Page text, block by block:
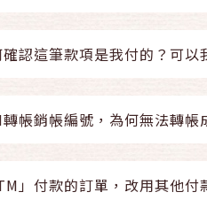
認這筆款項是我付的？可
帳銷帳編號，為何無法轉帳
」付款的訂單，改用其他付